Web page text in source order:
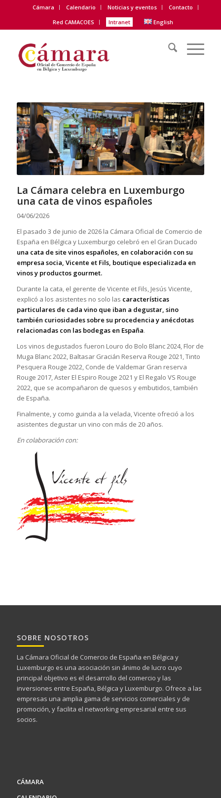
Cámara Calendario Noticias y eventos
Contacto
Red CAMACOES
Intranet English
La Cámara celebra en Luxemburgo
una cata de vinos españoles
04/06/2026
El pasado 3 de junio de 2026 la Cámara Oficial de Comercio de
España en Bélgica y Luxemburgo celebró en el Gran Ducado
una cata de site vinos españoles, en colaboración con su
empresa socia, Vicente et Fils, boutique especializada en
vinos y productos gourmet.
Durante la cata, el gerente de Vicente et Fils, Jesús Vicente,
explicó a los asistentes no solo las características
particulares de cada vino que iban a degustar, sino
también curiosidades sobre su procedencia y anécdotas
relacionadas con las bodegas en España.
Los vinos degustados fueron Louro do Bolo Blanc 2024, Flor de
Muga Blanc 2022, Baltasar Gracián Reserva Rouge 2021, Tinto
Pesquera Rouge 2022, Conde de Valdemar Gran reserva
Rouge 2017, Aster El Espiro Rouge 2021 y El Regalo VS Rouge
2022, que se acompañaron de quesos y embutidos, también
de España.
Finalmente, y como guinda a la velada, Vicente ofreció a los
asistentes degustar un vino con más de 20 años.
En colaboración con:
SOBRE NOSOTROS
La Cámara Oficial de Comercio de España en Bélgica y
Luxemburgo es una asociación sin ánimo de lucro cuyo
principal objetivo es el desarrollo del comercio y las
inversiones entre España, Bélgica y Luxemburgo. Ofrece a las
empresas una amplia gama de servicios comerciales y de
promoción, y facilita el networking empresarial entre sus
socios.
CÁMARA